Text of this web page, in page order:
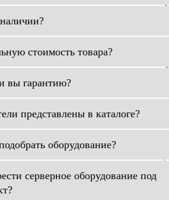
стоимость товара?
вы гарантию?
представлены в каталоге?
оборудование?
серверное оборудование под